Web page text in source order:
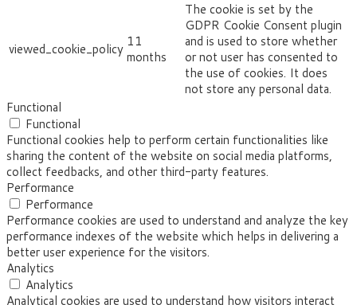
viewed_cookie_policy 11
months
The cookie is set by the
GDPR Cookie Consent plugin
and is used to store whether
or not user has consented to
the use of cookies. It does
not store any personal data.
Functional
Functional
Functional cookies help to perform certain functionalities like
sharing the content of the website on social media platforms,
collect feedbacks, and other third-party features.
Performance
Performance
Performance cookies are used to understand and analyze the key
performance indexes of the website which helps in delivering a
better user experience for the visitors.
Analytics
Analytics
Analytical cookies are used to understand how visitors interact